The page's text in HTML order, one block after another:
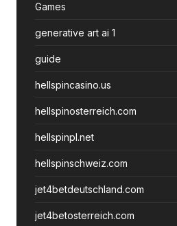
Games
generative art ai 1
guide
hellspincasino.us
hellspinosterreich.com
hellspinpl.net
hellspinschweiz.com
jet4betdeutschland.com
jet4betosterreich.com